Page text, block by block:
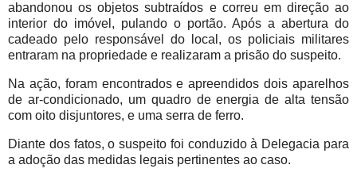
abandonou os objetos subtraídos e correu em direção ao
interior do imóvel, pulando o portão. Após a abertura do
cadeado pelo responsável do local, os policiais militares
entraram na propriedade e realizaram a prisão do suspeito.
Na ação, foram encontrados e apreendidos dois aparelhos
de ar-condicionado, um quadro de energia de alta tensão
com oito disjuntores, e uma serra de ferro.
Diante dos fatos, o suspeito foi conduzido à Delegacia para
a adoção das medidas legais pertinentes ao caso.